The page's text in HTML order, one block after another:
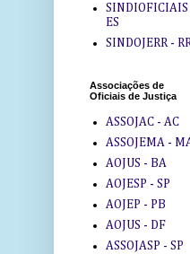
SINDIOFICIAIS
ES
SINDOJERR -
Associações de
Oficiais de Justiça
ASSOJAC - AC
ASSOJEMA -
AOJUS - BA
AOJESP - SP
AOJEP - PB
AOJUS - DF
ASSOJASP - SP